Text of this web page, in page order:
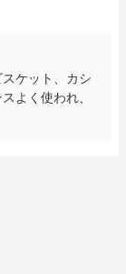
ケット、カシ
よく使われ、